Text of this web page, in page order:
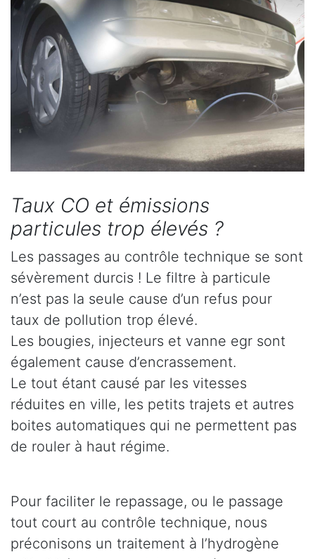
Taux CO et émissions
particules trop élevés ?
Les passages au contrôle technique se sont
sévèrement durcis ! Le filtre à particule
n’est pas la seule cause d’un refus pour
taux de pollution trop élevé.
Les bougies, injecteurs et vanne egr sont
également cause d’encrassement.
Le tout étant causé par les vitesses
réduites en ville, les petits trajets et autres
boites automatiques qui ne permettent pas
de rouler à haut régime.
Pour faciliter le repassage, ou le passage
tout court au contrôle technique, nous
préconisons un traitement à l’hydrogène